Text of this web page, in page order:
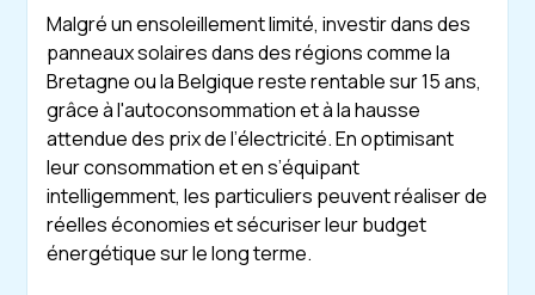
Malgré un ensoleillement limité, investir dans des
panneaux solaires dans des régions comme la
Bretagne ou la Belgique reste rentable sur 15 ans,
grâce à l'autoconsommation et à la hausse
attendue des prix de l’électricité. En optimisant
leur consommation et en s’équipant
intelligemment, les particuliers peuvent réaliser de
réelles économies et sécuriser leur budget
énergétique sur le long terme.